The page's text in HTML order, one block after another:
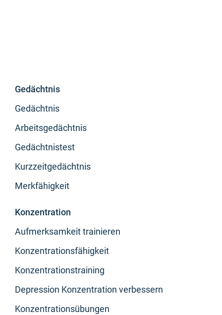
Gedächtnis
Gedächtnis
Arbeitsgedächtnis
Gedächtnistest
Kurzzeitgedächtnis
Merkfähigkeit
Konzentration
Aufmerksamkeit trainieren
Konzentrationsfähigkeit
Konzentrationstraining
Depression Konzentration verbessern
Konzentrationsübungen